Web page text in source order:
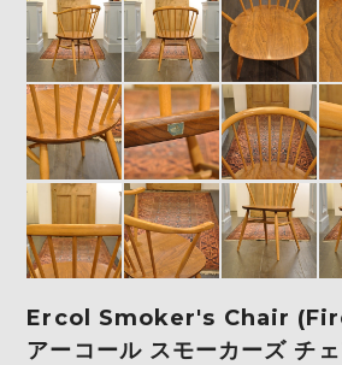
Ercol Smoker's Chair
アーコール スモーカーズ チ